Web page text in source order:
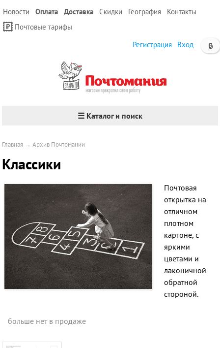
Новости Оплата Доставка Скидки География
Контакты
Почтовые тарифы
🔒
Регистрация Вход
☰ Каталог и поиск
Главная →Архив Почтомании
Классики
Почтовая
открытка на
отличном
плотном
картоне, с
яркими
цветами и
лаконичной
обратной
стороной.
больше нет в продаже